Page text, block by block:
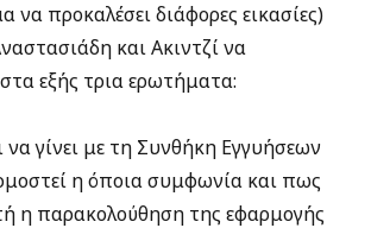
να προκαλέσει διάφορες εικασίες)
και Ακιντζί να
εξής τρια ερωτήματα:
να γίνει με τη Συνθήκη Εγγυήσεων
η όποια συμφωνία και πως
η παρακολούθηση της εφαρμογής